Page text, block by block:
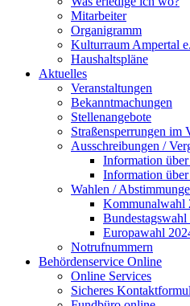
Mitarbeiter
Organigramm
Kulturraum Ampertal
Haushaltspläne
Aktuelles
Veranstaltungen
Bekanntmachungen
Stellenangebote
Straßensperrungen im
Ausschreibungen /
Information
Information über
Wahlen /
Kommunalwahl
Bundestagswahl
Europawahl
Notrufnummern
Behördenservice Online
Online Services
Sicheres